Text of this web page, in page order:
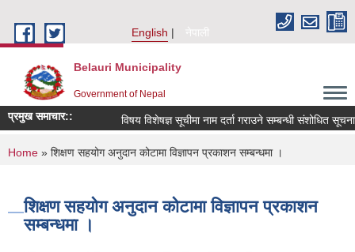
English
नेपाली
Belauri Municipality
Government of Nepal
प्रमुख समाचार:: विषय विशेषज्ञ सूचीमा नाम दर्ता गराउने सम्बन्धी संशोधित सूचना ।
You are here
Home » शिक्षण सहयोग अनुदान कोटामा विज्ञापन प्रकाशन सम्बन्धमा ।
शिक्षण सहयोग अनुदान कोटामा विज्ञापन प्रकाशन
सम्बन्धमा ।